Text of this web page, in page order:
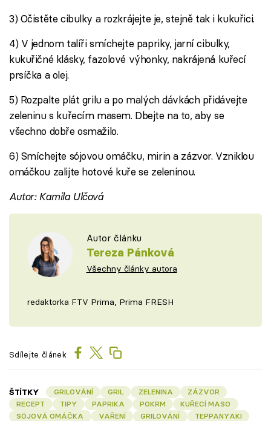
3) Očistěte cibulky a rozkrájejte je, stejně tak i kukuřici.
4) V jednom talíři smíchejte papriky, jarní cibulky,
kukuřičné klásky, fazolové výhonky, nakrájená kuřecí
prsíčka a olej.
5) Rozpalte plát grilu a po malých dávkách přidávejte
zeleninu s kuřecím masem. Dbejte na to, aby se
všechno dobře osmažilo.
6) Smíchejte sójovou omáčku, mirin a zázvor. Vzniklou
omáčkou zalijte hotové kuře se zeleninou.
Autor: Kamila Ulčová
Autor článku
Tereza Pánková
Všechny články autora
redaktorka FTV Prima, Prima FRESH
Sdílejte článek
ŠTÍTKY GRILOVÁNÍ GRIL ZELENINA
ZÁZVOR
RECEPT
TIPY PAPRIKA POKRM
KUŘECÍ MASO
SÓJOVÁ OMÁČKA
VAŘENÍ GRILOVÁNÍ TEPPANYAKI